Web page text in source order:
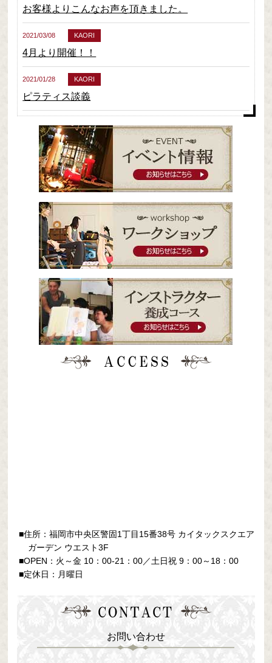
お客様よりこんなお声を頂きました。
2021/03/08 KAORI
4月より開催！！
2021/01/28 KAORI
ピラティス談義
■住所：福岡市中央区警固1丁目15番38号 カイタックスクエア
ガーデン ウエスト3F
■OPEN：火～金 10：00-21：00／土日祝 9：00～18：00
■定休日：月曜日
お問い合わせ